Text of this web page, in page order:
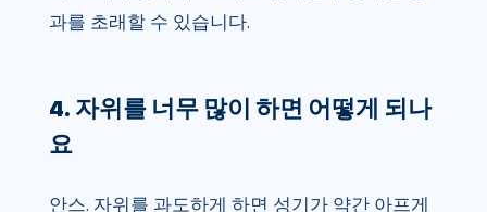
과를 초래할 수 있습니다.
4. 자위를 너무 많이 하면 어떻게 되나
요
안스. 자위를 과도하게 하면 성기가 약간 아프게